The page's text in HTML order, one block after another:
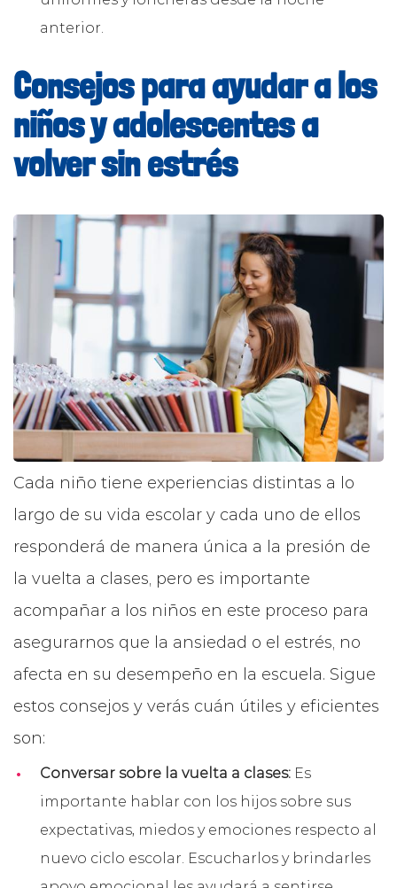
anterior.
Consejos para ayudar a los
niños y adolescentes a
volver sin estrés
Cada niño tiene experiencias distintas a lo
largo de su vida escolar y cada uno de ellos
responderá de manera única a la presión de
la vuelta a clases, pero es importante
acompañar a los niños en este proceso para
asegurarnos que la ansiedad o el estrés, no
afecta en su desempeño en la escuela. Sigue
estos consejos y verás cuán útiles y eficientes
son:
Conversar sobre la vuelta a clases: Es
importante hablar con los hijos sobre sus
expectativas, miedos y emociones respecto al
nuevo ciclo escolar. Escucharlos y brindarles